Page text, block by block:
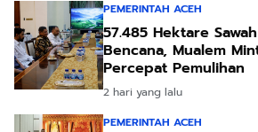
PEMERINTAH ACEH
57.485 Hektare
Bencana, Mualem
Percepat Pemulihan
2 hari yang lalu
PEMERINTAH ACEH